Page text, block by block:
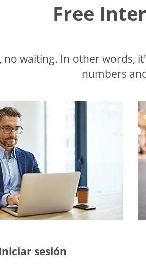
Free
no waiting. In other words,
numbers
sesión